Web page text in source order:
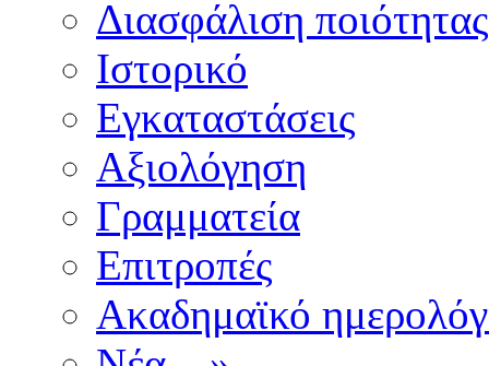
Διασφάλιση ποιότητας
Ιστορικό
Εγκαταστάσεις
Αξιολόγηση
Γραμματεία
Επιτροπές
Ακαδημαϊκό